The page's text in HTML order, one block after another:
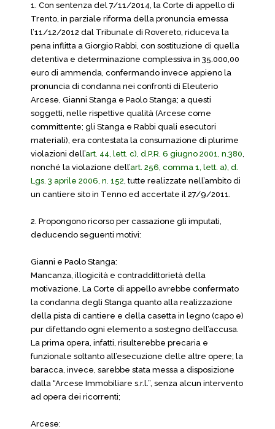
1. Con sentenza del 7/11/2014, la Corte di appello di
Trento, in parziale riforma della pronuncia emessa
l’11/12/2012 dal Tribunale di Rovereto, riduceva la
pena inflitta a Giorgio Rabbi, con sostituzione di quella
detentiva e determinazione complessiva in 35.000,00
euro di ammenda, confermando invece appieno la
pronuncia di condanna nei confronti di Eleuterio
Arcese, Gianni Stanga e Paolo Stanga; a questi
soggetti, nelle rispettive qualità (Arcese come
committente; gli Stanga e Rabbi quali esecutori
materiali), era contestata la consumazione di plurime
violazioni dell’art. 44, lett. c), d.P.R. 6 giugno 2001, n.380,
nonché la violazione dell’art. 256, comma 1, lett. a), d.
Lgs. 3 aprile 2006, n. 152, tutte realizzate nell’ambito di
un cantiere sito in Tenno ed accertate il 27/9/2011.
2. Propongono ricorso per cassazione gli imputati,
deducendo seguenti motivi:
Gianni e Paolo Stanga:
Mancanza, illogicità e contraddittorietà della
motivazione. La Corte di appello avrebbe confermato
la condanna degli Stanga quanto alla realizzazione
della pista di cantiere e della casetta in legno (capo e)
pur difettando ogni elemento a sostegno dell’accusa.
La prima opera, infatti, risulterebbe precaria e
funzionale soltanto all’esecuzione delle altre opere; la
baracca, invece, sarebbe stata messa a disposizione
dalla “Arcese Immobiliare s.r.l.”, senza alcun intervento
ad opera dei ricorrenti;
Arcese: